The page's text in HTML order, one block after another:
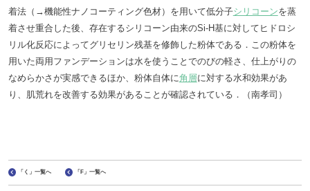
着法（→機能性ナノコーティング色材）を用いて低分子シリコーンを蒸
着させ重合した後、存在するシリコーン由来のSi-H基に対してヒドロシ
リル化反応によってグリセリン残基を修飾した粉体である．この粉体を
用いた両用ファンデーションは水を使うことでのびの軽さ、仕上がりの
なめらかさが実感できるほか、粉体自体に角層に対する水和効果があ
り、肌荒れを改善する効果があることが確認されている．（南孝司）
「く」一覧へ 「F」一覧へ